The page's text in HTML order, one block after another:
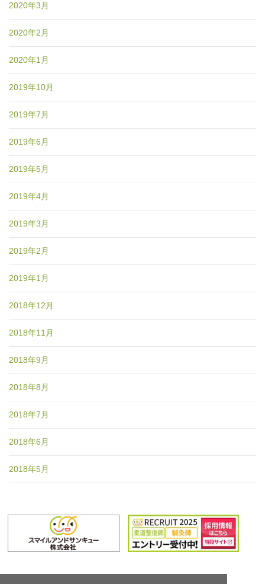
2020年3月
2020年2月
2020年1月
2019年10月
2019年7月
2019年6月
2019年5月
2019年4月
2019年3月
2019年2月
2019年1月
2018年12月
2018年11月
2018年9月
2018年8月
2018年7月
2018年6月
2018年5月